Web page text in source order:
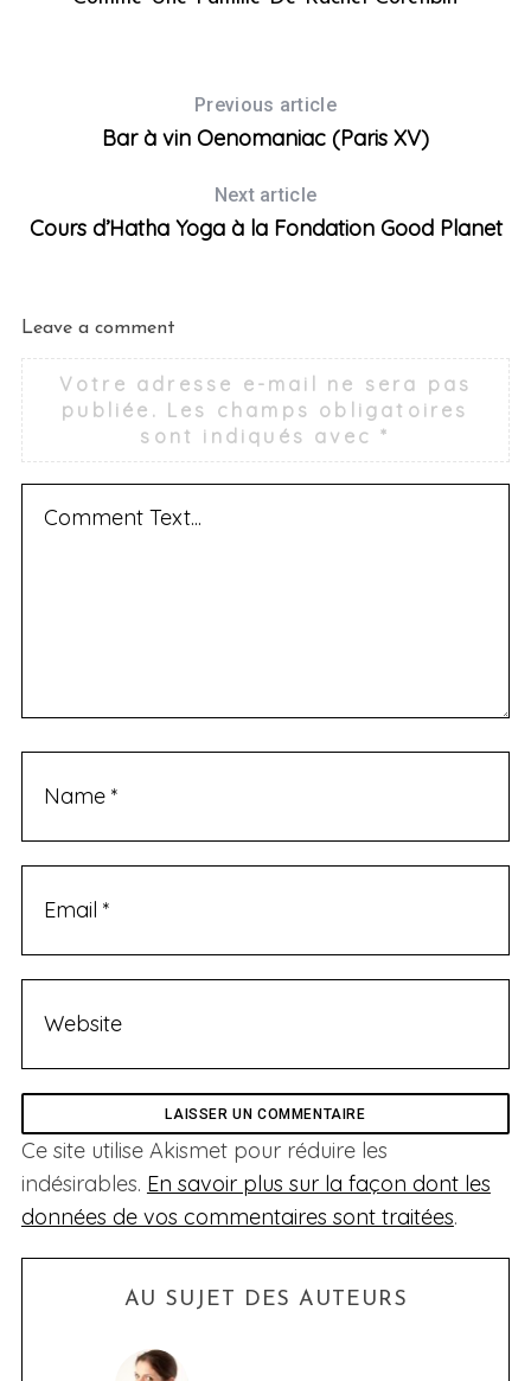
Previous article
Bar à vin Oenomaniac (Paris XV)
Next article
Cours d’Hatha Yoga à la Fondation Good Planet
Leave a comment
Votre adresse e-mail ne sera pas
publiée. Les champs obligatoires
sont indiqués avec*
Ce site utilise Akismet pour réduire les
indésirables. En savoir plus sur la façon dont les
données de vos commentaires sont traitées.
AU SUJET DES AUTEURS